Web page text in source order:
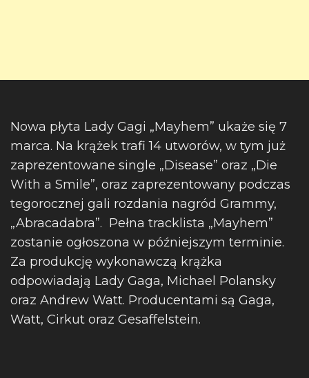
Nowa płyta Lady Gagi „Mayhem” ukaże się 7
marca. Na krążek trafi 14 utworów, w tym już
zaprezentowane single „Disease” oraz „Die
With a Smile”, oraz zaprezentowany podczas
tegorocznej gali rozdania nagród Grammy,
„Abracadabra”. Pełna tracklista „Mayhem”
zostanie ogłoszona w późniejszym terminie.
Za produkcję wykonawczą krążka
odpowiadają Lady Gaga, Michael Polansky
oraz Andrew Watt. Producentami są Gaga,
Watt, Cirkut oraz Gesaffelstein.